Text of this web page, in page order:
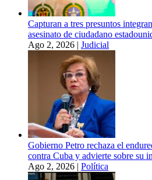
Capturan a tres presuntos
asesinato de ciudadano
Ago 2, 2026 | Judicial
Gobierno Petro rechaza el
contra Cuba y advierte sobre su
Ago 2, 2026 | Política